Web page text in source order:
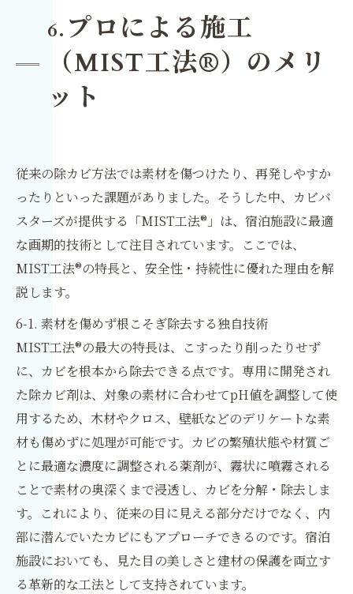
6. プロによる施工
（MIST工法®）のメリ
ット
従来の除カビ方法では素材を傷つけたり、再発しやすか
ったりといった課題がありました。そうした中、カビバ
スターズが提供する「MIST工法®」は、宿泊施設に最適
な画期的技術として注目されています。ここでは、
MIST工法®の特長と、安全性・持続性に優れた理由を解
説します。
6-1. 素材を傷めず根こそぎ除去する独自技術
MIST工法®の最大の特長は、こすったり削ったりせず
に、カビを根本から除去できる点です。専用に開発され
た除カビ剤は、対象の素材に合わせてpH値を調整して使
用するため、木材やクロス、壁紙などのデリケートな素
材も傷めずに処理が可能です。カビの繁殖状態や材質ご
とに最適な濃度に調整される薬剤が、霧状に噴霧される
ことで素材の奥深くまで浸透し、カビを分解・除去しま
す。これにより、従来の目に見える部分だけでなく、内
部に潜んでいたカビにもアプローチできるのです。宿泊
施設においても、見た目の美しさと建材の保護を両立す
る革新的な工法として支持されています。